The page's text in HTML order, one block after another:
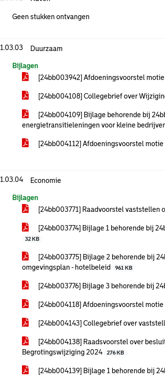
Geen stukken ontvangen
1.03.03 Duurzaam
Bijlagen
[24bb003942] Afdoeningsvoorstel
[24bb004108] Collegebrief over
[24bb004109] Bijlage behorende bij
energietransitieleningen voor kleine
[24bb004112] Afdoeningsvoorstel motie
1.03.04 Economie
Bijlagen
[24bb003771] Raadvoorstel vaststellen
[24bb003774] Bijlage 1 behorende bij
32 KB
[24bb003775] Bijlage 2 behorende bij
omgevingsplan - hotelbeleid
961 KB
[24bb003776] Bijlage 3 behorende bij
[24bb004118] Afdoeningsvoorstel
[24bb004143] Collegebrief over
[24bb004138] Raadsvoorstel over
Begrotingswijziging 2024
276 KB
[24bb004139] Bijlage 1 behorende bij